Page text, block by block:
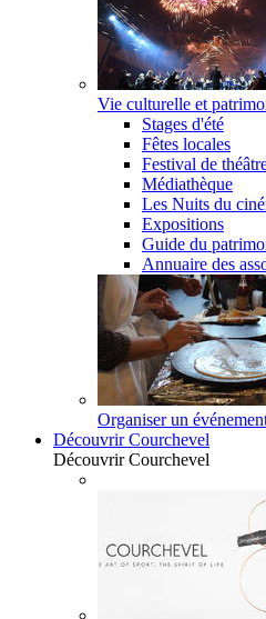
Vie culturelle et
Stages d'été
Fêtes locales
Festival de
Médiathèque
Les Nuits du
Expositions
Guide du
Annuaire des
Organiser un
Découvrir Courchevel
Découvrir Courchevel